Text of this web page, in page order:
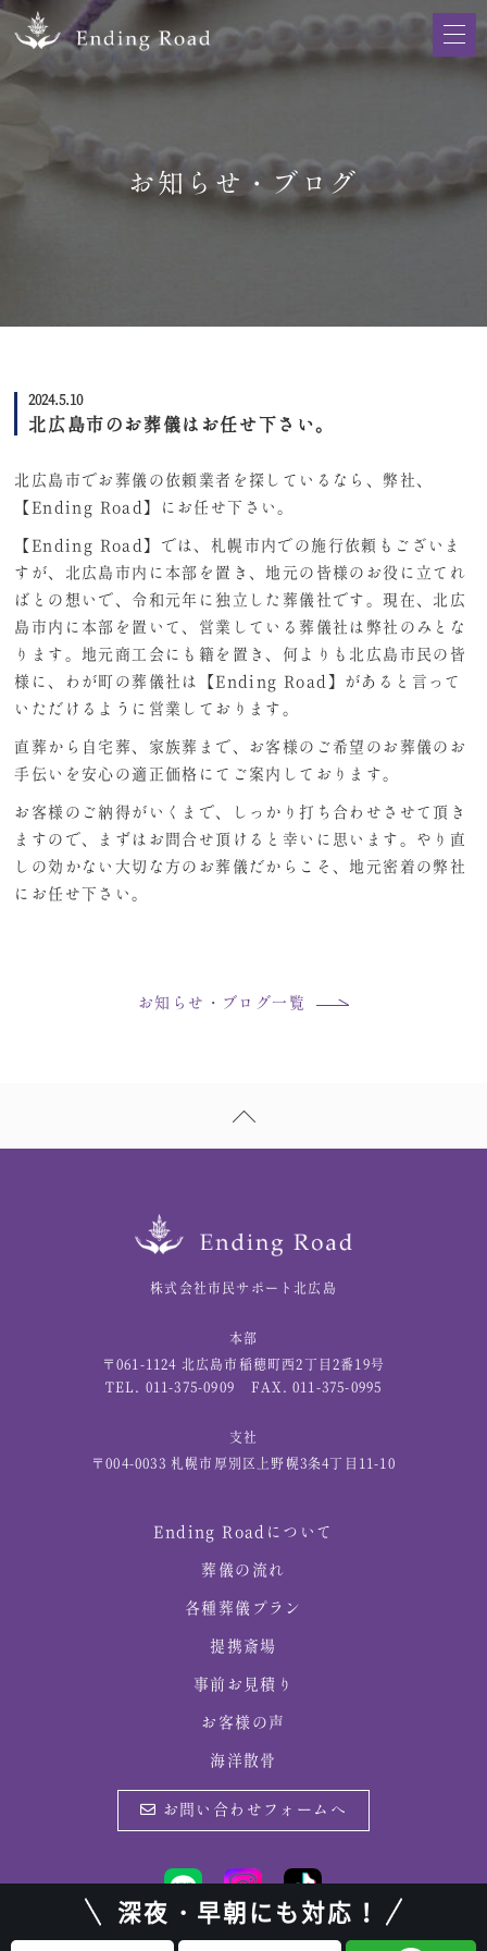
お知らせ・ブログ
深夜・早朝にも対応！
2024.5.10
北広島市のお葬儀はお任せ下さい。
北広島市でお葬儀の依頼業者を探しているなら、弊社、
【Ending Road】にお任せ下さい。
【Ending Road】では、札幌市内での施行依頼もございま
すが、北広島市内に本部を置き、地元の皆様のお役に立てれ
ばとの想いで、令和元年に独立した葬儀社です。現在、北広
島市内に本部を置いて、営業している葬儀社は弊社のみとな
ります。地元商工会にも籍を置き、何よりも北広島市民の皆
様に、わが町の葬儀社は【Ending Road】があると言って
いただけるように営業しております。
直葬から自宅葬、家族葬まで、お客様のご希望のお葬儀のお
手伝いを安心の適正価格にてご案内しております。
お客様のご納得がいくまで、しっかり打ち合わせさせて頂き
ますので、まずはお問合せ頂けると幸いに思います。やり直
しの効かない大切な方のお葬儀だからこそ、地元密着の弊社
にお任せ下さい。
お知らせ・ブログ一覧
株式会社市民サポート北広島
本部
〒061-1124 北広島市稲穂町西2丁目2番19号
TEL. 011-375-0909
FAX. 011-375-0995
支社
〒004-0033 札幌市厚別区上野幌3条4丁目11-10
Ending Roadについて
葬儀の流れ
各種葬儀プラン
提携斎場
事前お見積り
お客様の声
海洋散骨
お問い合わせフォームへ